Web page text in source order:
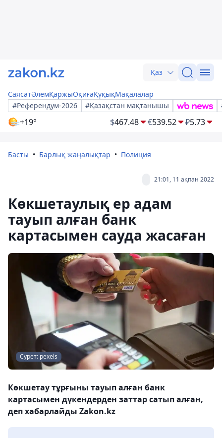
Қаз
СаясатӘлемҚаржыОқиғаҚұқықМақалалар
#Референдум-2026
#Қазақстан мақтанышы
+19° $467.48 €539.52 ₽5.73
Басты Барлық жаңалықтар Полиция
21:01, 11 ақпан 2022
Көкшетаулық ер адам
тауып алған банк
картасымен сауда жасаған
Сурет: pexels
Көкшетау тұрғыны тауып алған банк
картасымен дүкендерден заттар сатып алған,
деп хабарлайды Zakon.kz